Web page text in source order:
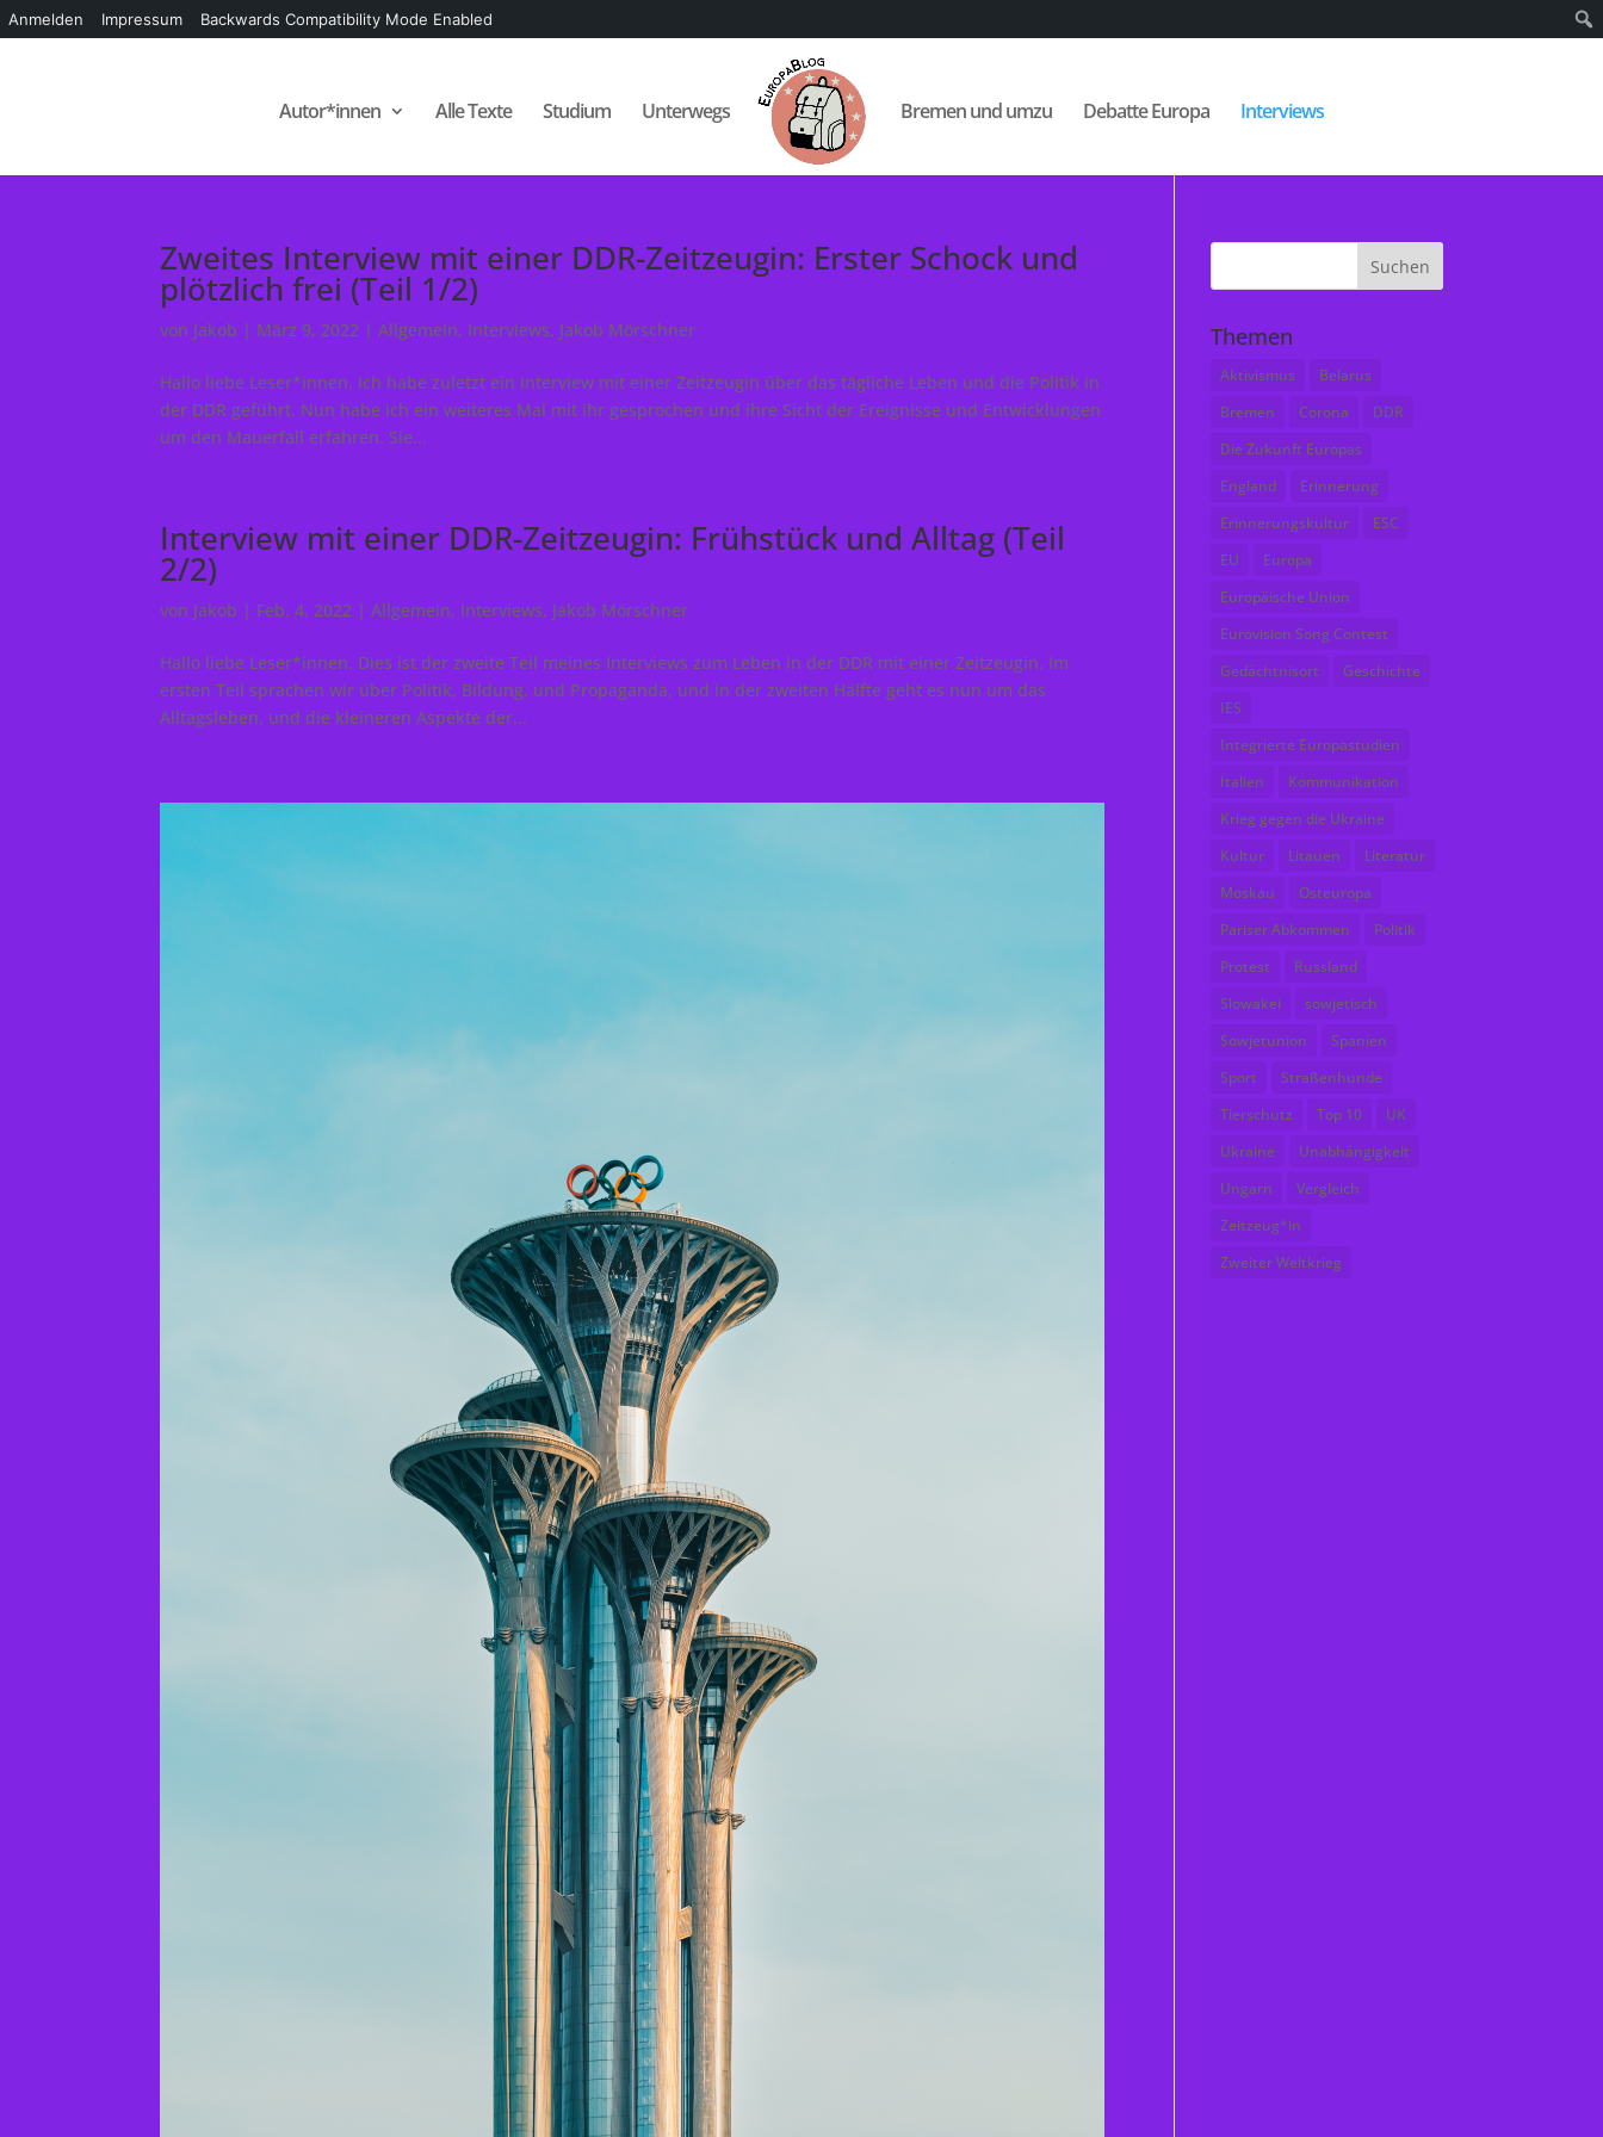
Anmelden Impressum Backwards Compatibility Mode Enabled
Autor*innen Alle Texte Studium Unterwegs Bremen und umzu Debatte Europa Interviews
Zweites Interview mit einer DDR-Zeitzeugin: Erster Schock und
plötzlich frei (Teil 1/2)
von Jakob | März 9, 2022 |Allgemein, Interviews, Jakob Mörschner
Hallo liebe Leser*innen. Ich habe zuletzt ein Interview mit einer Zeitzeugin über das tägliche Leben und die Politik in
der DDR geführt. Nun habe ich ein weiteres Mal mit ihr gesprochen und ihre Sicht der Ereignisse und Entwicklungen
um den Mauerfall erfahren. Sie...
Interview mit einer DDR-Zeitzeugin: Frühstück und Alltag (Teil
2/2)
von Jakob | Feb. 4, 2022 |Allgemein, Interviews, Jakob Mörschner
Hallo liebe Leser*innen. Dies ist der zweite Teil meines Interviews zum Leben in der DDR mit einer Zeitzeugin. Im
ersten Teil sprachen wir über Politik, Bildung, und Propaganda, und in der zweiten Hälfte geht es nun um das
Alltagsleben, und die kleineren Aspekte der...
Themen
Aktivismus
Belarus
Bremen
Corona
DDR
Die Zukunft Europas
England
Erinnerung
Erinnerungskultur
ESC
EU
Europa
Europäische Union
Eurovision Song Contest
Gedächtnisort
Geschichte
IES
Integrierte Europastudien
Italien
Kommunikation
Krieg gegen die Ukraine
Kultur
Litauen
Literatur
Moskau
Osteuropa
Pariser Abkommen
Politik
Protest
Russland
Slowakei
sowjetisch
Sowjetunion
Spanien
Sport
Straßenhunde
Tierschutz
Top 10
UK
Ukraine
Unabhängigkeit
Ungarn
Vergleich
Zeitzeug*in
Zweiter Weltkrieg